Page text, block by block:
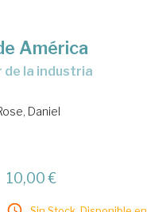
América
Daniel
10,00 €